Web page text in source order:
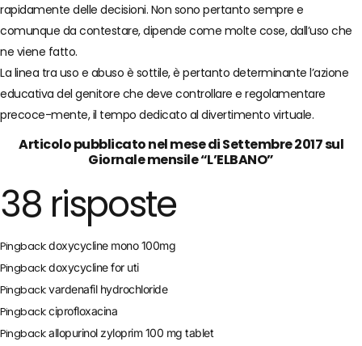
rapidamente delle decisioni. Non sono pertanto sempre e
comunque da contestare, dipende come molte cose, dall’uso che
ne viene fatto.
La linea tra uso e abuso è sottile, è pertanto determinante l’azione
educativa del genitore che deve controllare e regolamentare
precoce-mente, il tempo dedicato al divertimento virtuale.
Articolo pubblicato nel mese di Settembre 2017 sul
Giornale mensile “L’ELBANO”
38 risposte
Pingback:doxycycline mono 100mg
Pingback:doxycycline for uti
Pingback:vardenafil hydrochloride
Pingback:ciprofloxacina
Pingback:allopurinol zyloprim 100 mg tablet